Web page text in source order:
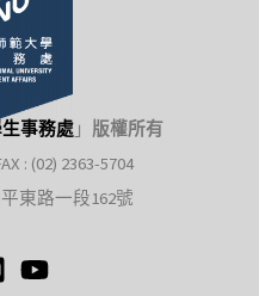
事務處 」 版權所有
: (02) 2363-5704
東路一段162號